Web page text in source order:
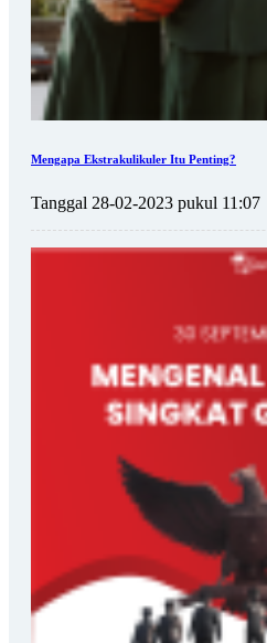
Mengapa Ekstrakulikuler Itu Penting?
Tanggal 28-02-2023 pukul 11:07